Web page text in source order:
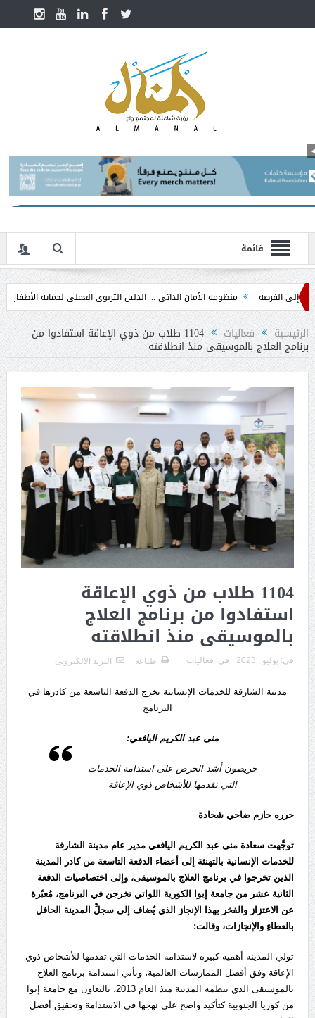
قائمة
منظومة الأمان الذاتي ... الدليل التربوي العملي لحماية الأطفال في مرحلة
الرئيسية فعاليات 1104 طلاب من ذوي الإعاقة استفادوا من
برنامج العلاج بالموسيقى منذ انطلاقته
1104 طلاب من ذوي الإعاقة
استفادوا من برنامج العلاج
بالموسيقى منذ انطلاقته
فى: يوليو , 2023 فى: فعاليات طباعة البريد الالكترونى
مدينة الشارقة للخدمات الإنسانية تخرج الدفعة التاسعة من كادرها في
البرنامج
منى عبد الكريم اليافعي:
حريصون أشد الحرص على استدامة الخدمات
التي نقدمها للأشخاص ذوي الإعاقة
حرره حازم ضاحي شحادة
توجَّهت سعادة منى عبد الكريم اليافعي مدير عام مدينة الشارقة
للخدمات الإنسانية بالتهنئة إلى أعضاء الدفعة التاسعة من كادر المدينة
الذين تخرجوا في برنامج العلاج بالموسيقى، وإلى اختصاصيات الدفعة
الثانية عشر من جامعة إيوا الكورية اللواتي تخرجن في البرنامج، مُعبّرة
عن الاعتزاز والفخر بهذا الإنجاز الذي يُضاف إلى سجلِّ المدينة الحافل
بالعطاءِ والإنجازات، وقالت:
تولي المدينة أهمية كبيرة لاستدامة الخدمات التي تقدمها للأشخاص ذوي
الإعاقة وفق أفضل الممارسات العالمية، وتأتي استدامة برنامج العلاج
بالموسيقى الذي تنظمه المدينة منذ العام 2013، بالتعاون مع جامعة إيوا
من كوريا الجنوبية كتأكيد واضح على نهجها في الاستدامة وتحقيق أفضل